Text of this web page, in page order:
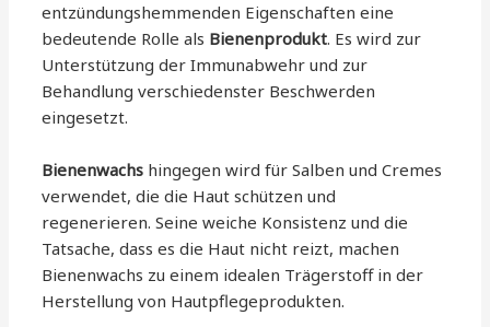
entzündungshemmenden Eigenschaften eine
bedeutende Rolle als Bienenprodukt. Es wird zur
Unterstützung der Immunabwehr und zur
Behandlung verschiedenster Beschwerden
eingesetzt.
Bienenwachs hingegen wird für Salben und Cremes
verwendet, die die Haut schützen und
regenerieren. Seine weiche Konsistenz und die
Tatsache, dass es die Haut nicht reizt, machen
Bienenwachs zu einem idealen Trägerstoff in der
Herstellung von Hautpflegeprodukten.